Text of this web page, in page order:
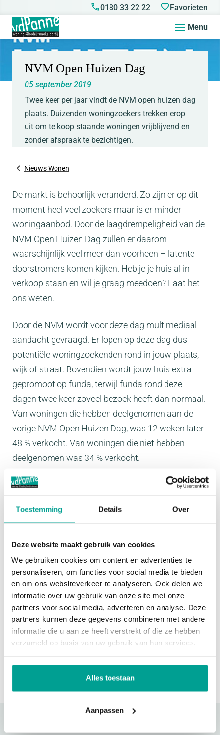
Toestemming Details Over
Deze website maakt gebruik van cookies
We gebruiken cookies om content en advertenties te
personaliseren, om functies voor social media te bieden
en om ons websiteverkeer te analyseren. Ook delen we
informatie over uw gebruik van onze site met onze
partners voor social media, adverteren en analyse. Deze
partners kunnen deze gegevens combineren met andere
informatie die u aan ze heeft verstrekt of die ze hebben
verzameld op basis van uw gebruik van hun services.
Alles toestaan
Aanpassen
0180 33 22 22 Favorieten
Menu
NVM Open Huizen Dag
05 september 2019
Twee keer per jaar vindt de NVM open huizen dag
plaats. Duizenden woningzoekers trekken erop
uit om te koop staande woningen vrijblijvend en
zonder afspraak te bezichtigen.
Nieuws Wonen
De markt is behoorlijk veranderd. Zo zijn er op dit
moment heel veel zoekers maar is er minder
woningaanbod. Door de laagdrempeligheid van de
NVM Open Huizen Dag zullen er daarom –
waarschijnlijk veel meer dan voorheen – latente
doorstromers komen kijken. Heb je je huis al in
verkoop staan en wil je graag meedoen? Laat het
ons weten.
Door de NVM wordt voor deze dag multimediaal
aandacht gevraagd. Er lopen op deze dag dus
potentiële woningzoekenden rond in jouw plaats,
wijk of straat. Bovendien wordt jouw huis extra
gepromoot op funda, terwijl funda rond deze
dagen twee keer zoveel bezoek heeft dan normaal.
Van woningen die hebben deelgenomen aan de
vorige NVM Open Huizen Dag, was 12 weken later
48 % verkocht. Van woningen die niet hebben
deelgenomen was 34 % verkocht.
Voordelen van de Open Huizen Dag
bezichtiging en kunnen zo bij je binnenwandelen.
Daarnaast hebben verkopers tijdens de Open
Huizen Dag een belangrijke en leuke taak. Zij leiden
namelijk zelf al hun kijkers rond. Is het moeilijk?
Nee. Waarschijnlijk heb je zelf, toen je je huis kocht,
ook je vrienden en familie een rondleiding gegeven.
Rody Zuur vertelt je graag meer in onderstaande
video.
Delen